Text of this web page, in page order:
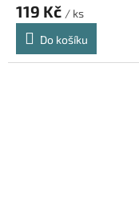
119 Kč / ks
Do košíku